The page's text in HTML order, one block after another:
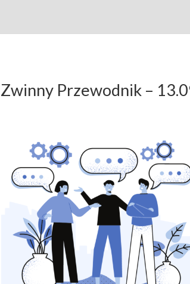
Zwinny Przewodnik –